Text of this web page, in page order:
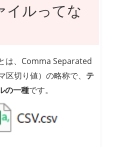
イルってな
は、Comma Separated
区切り値）の略称で、 テ
の一種です。